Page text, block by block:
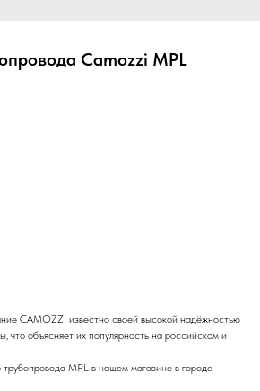
Camozzi MPL
CAMOZZI известно своей высокой надёжностью
что объясняет их популярность на российском и
MPL в нашем магазине в городе